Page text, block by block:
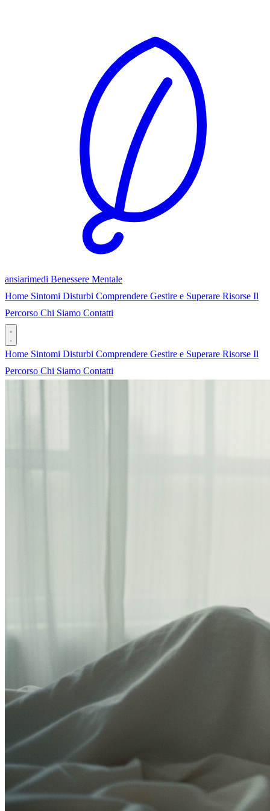
ansiarimedi Benessere Mentale
Home Sintomi Disturbi Comprendere Gestire e Superare Risorse Il
Percorso Chi Siamo Contatti
Home Sintomi Disturbi Comprendere Gestire e Superare Risorse Il
Percorso Chi Siamo Contatti